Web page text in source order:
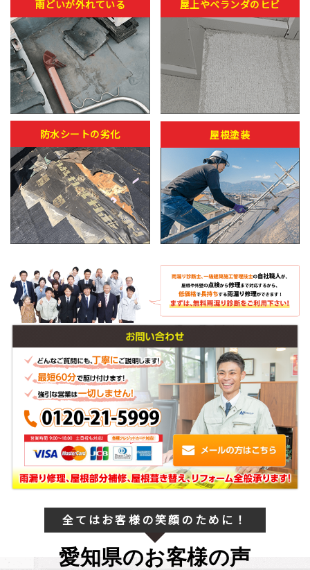
雨どいが外れている 屋上やベランダのヒビ
防水シートの劣化 屋根塗装
全てはお客様の笑顔のために！
愛知県のお客様の声